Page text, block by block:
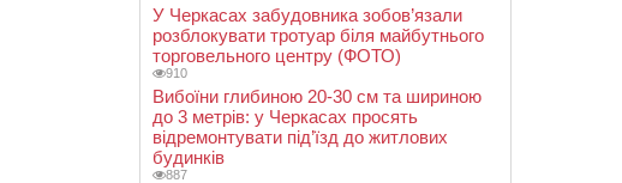
У Черкасах забудовника зобов’язали
розблокувати тротуар біля майбутнього
торговельного центру (ФОТО)
910
Вибоїни глибиною 20-30 см та шириною
до 3 метрів: у Черкасах просять
відремонтувати під’їзд до житлових
будинків
887